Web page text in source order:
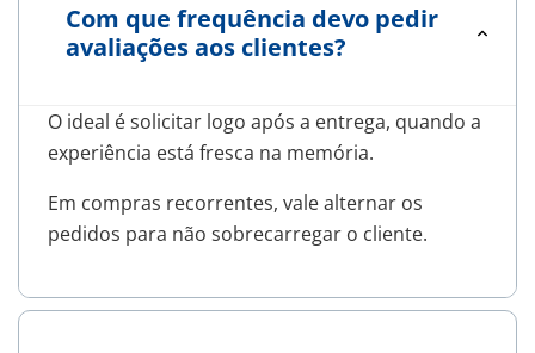
Com que frequência devo pedir
avaliações aos clientes?
O ideal é solicitar logo após a entrega, quando a
experiência está fresca na memória.
Em compras recorrentes, vale alternar os
pedidos para não sobrecarregar o cliente.